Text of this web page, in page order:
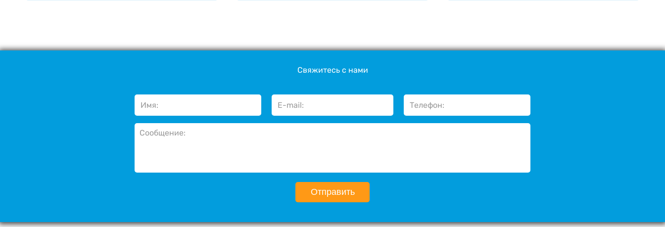
Свяжитесь с нами
Отправить